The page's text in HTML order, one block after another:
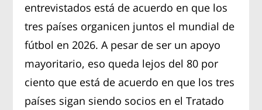
entrevistados está de acuerdo en que los
tres países organicen juntos el mundial de
fútbol en 2026. A pesar de ser un apoyo
mayoritario, eso queda lejos del 80 por
ciento que está de acuerdo en que los tres
países sigan siendo socios en el Tratado